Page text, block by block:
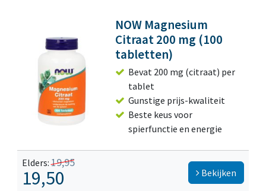
NOW Magnesium
Citraat 200 mg (100
tabletten)
Bevat 200 mg (citraat) per
tablet
Gunstige prijs-kwaliteit
Beste keus voor
spierfunctie en energie
Elders:19,95
19,50 Bekijken